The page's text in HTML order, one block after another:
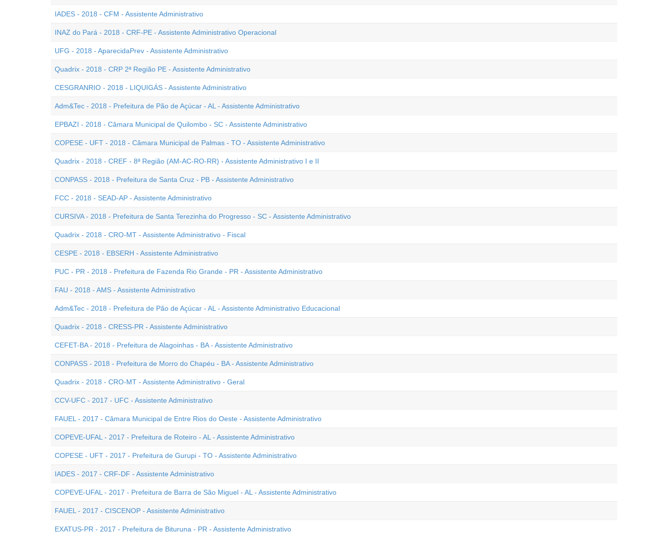
IADES - 2018 - CFM - Assistente Administrativo
INAZ do Pará - 2018 - CRF-PE - Assistente Administrativo Operacional
UFG - 2018 - AparecidaPrev - Assistente Administrativo
Quadrix - 2018 - CRP 2ª Região PE - Assistente Administrativo
CESGRANRIO - 2018 - LIQUIGÁS - Assistente Administrativo
Adm&Tec - 2018 - Prefeitura de Pão de Açúcar - AL - Assistente Administrativo
EPBAZI - 2018 - Câmara Municipal de Quilombo - SC - Assistente Administrativo
COPESE - UFT - 2018 - Câmara Municipal de Palmas - TO - Assistente Administrativo
Quadrix - 2018 - CREF - 8ª Região (AM-AC-RO-RR) - Assistente Administrativo I e II
CONPASS - 2018 - Prefeitura de Santa Cruz - PB - Assistente Administrativo
FCC - 2018 - SEAD-AP - Assistente Administrativo
CURSIVA - 2018 - Prefeitura de Santa Terezinha do Progresso - SC - Assistente Administrativo
Quadrix - 2018 - CRO-MT - Assistente Administrativo - Fiscal
CESPE - 2018 - EBSERH - Assistente Administrativo
PUC - PR - 2018 - Prefeitura de Fazenda Rio Grande - PR - Assistente Administrativo
FAU - 2018 - AMS - Assistente Administrativo
Adm&Tec - 2018 - Prefeitura de Pão de Açúcar - AL - Assistente Administrativo Educacional
Quadrix - 2018 - CRESS-PR - Assistente Administrativo
CEFET-BA - 2018 - Prefeitura de Alagoinhas - BA - Assistente Administrativo
CONPASS - 2018 - Prefeitura de Morro do Chapéu - BA - Assistente Administrativo
Quadrix - 2018 - CRO-MT - Assistente Administrativo - Geral
CCV-UFC - 2017 - UFC - Assistente Administrativo
FAUEL - 2017 - Câmara Municipal de Entre Rios do Oeste - Assistente Administrativo
COPEVE-UFAL - 2017 - Prefeitura de Roteiro - AL - Assistente Administrativo
COPESE - UFT - 2017 - Prefeitura de Gurupi - TO - Assistente Administrativo
IADES - 2017 - CRF-DF - Assistente Administrativo
COPEVE-UFAL - 2017 - Prefeitura de Barra de São Miguel - AL - Assistente Administrativo
FAUEL - 2017 - CISCENOP - Assistente Administrativo
EXATUS-PR - 2017 - Prefeitura de Bituruna - PR - Assistente Administrativo